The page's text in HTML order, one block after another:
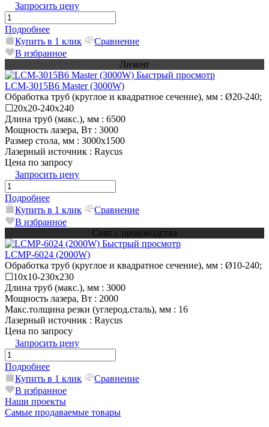
Запросить цену
Подробнее
Купить в 1 клик
Сравнение
В избранное
Лизинг
Быстрый просмотр
LCM-3015B6 Master (3000W)
Обработка труб (круглое и квадратное сечение), мм : Ø20-240;
☐20х20-240х240
Длина труб (макс.), мм : 6500
Мощность лазера, Вт : 3000
Размер стола, мм : 3000х1500
Лазерный источник : Raycus
Цена по запросу
Запросить цену
Подробнее
Купить в 1 клик
Сравнение
В избранное
Снят с производства
Быстрый просмотр
LCMP-6024 (2000W)
Обработка труб (круглое и квадратное сечение), мм : Ø10-240;
☐10х10-230х230
Длина труб (макс.), мм : 3000
Мощность лазера, Вт : 2000
Макс.толщина резки (углерод.сталь), мм : 16
Лазерный источник : Raycus
Цена по запросу
Запросить цену
Подробнее
Купить в 1 клик
Сравнение
В избранное
Наши проекты
Самые продаваемые товары